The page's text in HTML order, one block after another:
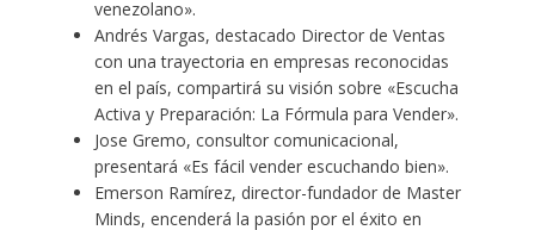
venezolano».
Andrés Vargas, destacado Director de Ventas
con una trayectoria en empresas reconocidas
en el país, compartirá su visión sobre «Escucha
Activa y Preparación: La Fórmula para Vender».
Jose Gremo, consultor comunicacional,
presentará «Es fácil vender escuchando bien».
Emerson Ramírez, director-fundador de Master
Minds, encenderá la pasión por el éxito en